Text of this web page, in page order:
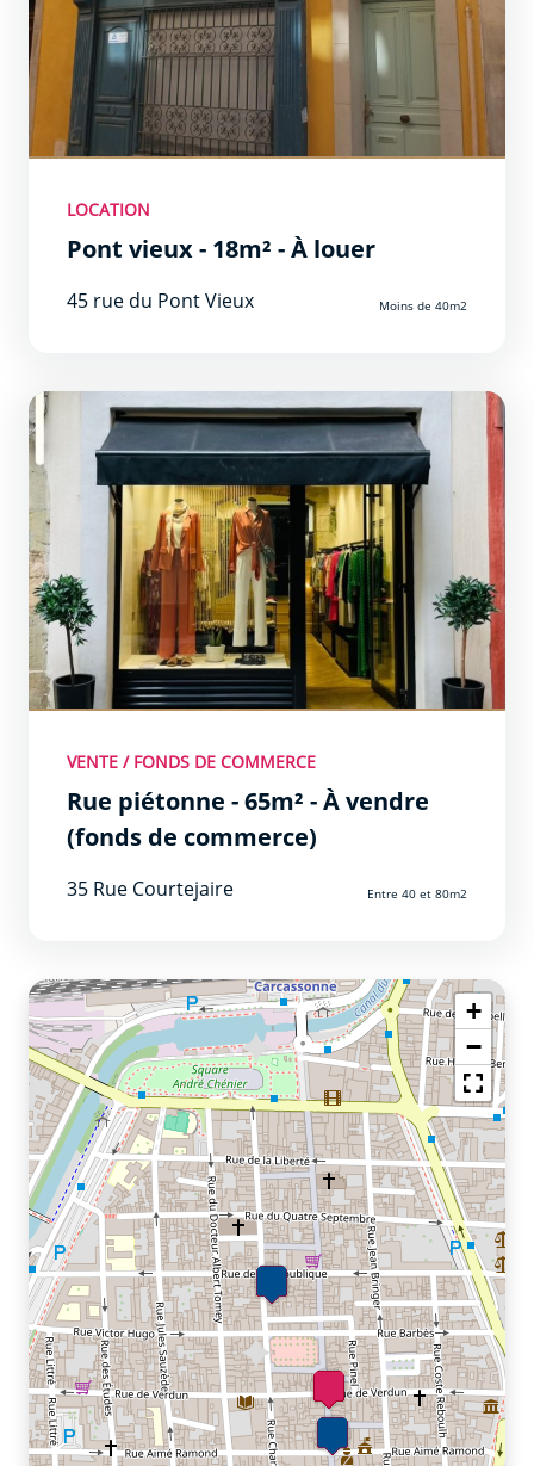
LOCATION
Pont vieux - 18m² - À louer
45 rue du Pont Vieux Moins de 40m2
Entre 40 et 80m2 Prêt à l&#039;emploi
VENTE / FONDS DE COMMERCE
Rue piétonne - 65m² - À vendre
(fonds de commerce)
35 Rue Courtejaire Entre 40 et 80m2
+
−